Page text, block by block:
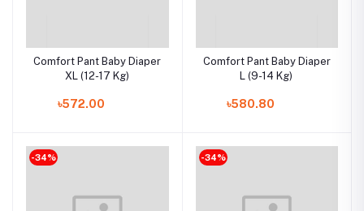
Comfort Pant Baby Diaper
XL (12-17 Kg)
৳572.00
Comfort Pant Baby Diaper
L (9-14 Kg)
৳580.80
-34% -34%